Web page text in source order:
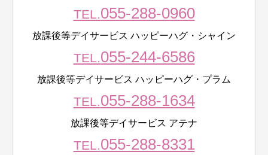
TEL.055-288-0960
放課後等デイサービス ハッピーハグ・シャイン
TEL.055-244-6586
放課後等デイサービス ハッピーハグ・プラム
TEL.055-288-1634
放課後等デイサービス アテナ
TEL.055-288-8331